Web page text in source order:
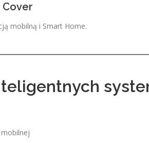
Cover
mobilną i Smart Home.